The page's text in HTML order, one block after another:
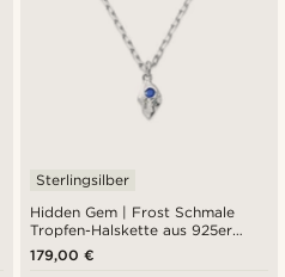
Hidden Gem | Frost Schmale
Tropfen-Halskette aus 925er
Sterlingsilber
Sterlingsilber
179,00 €